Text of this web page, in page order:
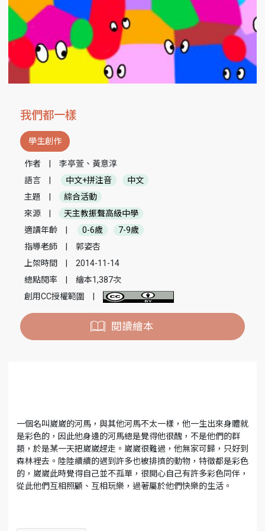
我們都一樣
學生創作
作者
李亭萱、黃意淳
語言
中文+拼注音
中文
主題
綜合活動
來源
天主教振聲高級中學
適讀年齡
0-6歲
7-9歲
指導老師
郭姿杏
上架時間
2014-11-14
總點閱率
繪本1,387次
創用CC授權範圍
閱讀繪本
一個名叫崴崴的河馬，與其他河馬不太一樣，他一生出來身體就
是彩色的，因此他身邊的河馬總是覺得他很醜，不是他們的群
類，於是某一天把崴崴趕走。崴崴很難過，他無家可歸，只好到
森林裡去。陸陸續續的遇到許多也被排擠的動物，特徵都是彩色
的，崴崴此時覺得自己並不孤單，很開心自己有許多彩色同伴，
從此他們互相照顧、互相玩樂，過著屬於他們快樂的生活。